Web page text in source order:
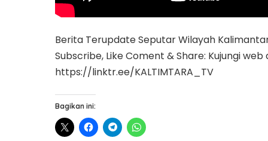
Berita Terupdate Seputar Wilayah
Subscribe, Like Coment & Share: Kujungi web
https://linktr.ee/KALTIMTARA_TV
Bagikan ini: